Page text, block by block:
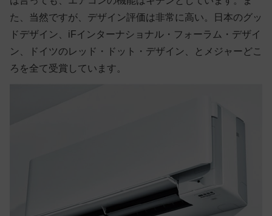
た、当然ですが、デザイン評価は非常に高い。日本のグッ
ドデザイン、iFインターナショナル・フォーラム・デザイ
ン、ドイツのレッド・ドット・デザイン、とメジャーどこ
ろを全て受賞しています。